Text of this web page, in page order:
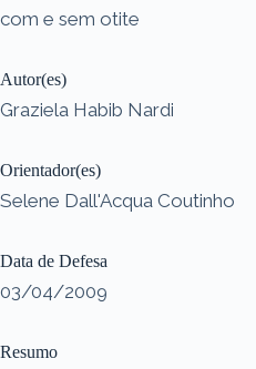
com e sem otite
Autor(es)
Graziela Habib Nardi
Orientador(es)
Selene Dall'Acqua Coutinho
Data de Defesa
03/04/2009
Resumo